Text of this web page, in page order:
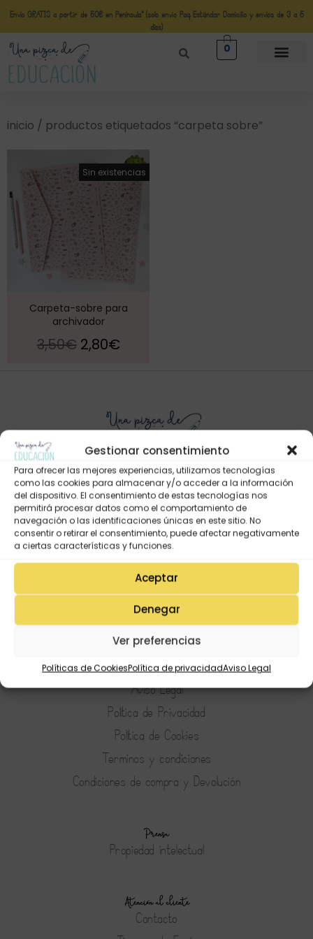
Gestionar consentimiento
Para ofrecer las mejores experiencias, utilizamos tecnologías
como las cookies para almacenar y/o acceder a la información
del dispositivo. El consentimiento de estas tecnologías nos
permitirá procesar datos como el comportamiento de
navegación o las identificaciones únicas en este sitio. No
consentir o retirar el consentimiento, puede afectar negativamente
a ciertas características y funciones.
Aceptar
Denegar
Ver preferencias
Políticas de CookiesPolítica de privacidadAviso Legal
Envío GRATIS a partir de 50€ en Península* (solo envio Paq Estándar Domicilio y envíos de 3 a 5
días)
0
inicio / productos etiquetados “carpeta sobre”
¡Oferta!
Sin existencias
Carpeta-sobre para
archivador
3,50€ 2,80€
Mi Cuenta
Lista de deseos
Mi Perfil
Descargas
Estado de mi pedido
Preguntas Frecuentes
Tienda
Aviso Legal
Política de Privacidad
Política de Cookies
Terminos y condiciones
Condiciones de compra y Devolución
Prensa
Propiedad intelectual
Atención al cliente
Contacto